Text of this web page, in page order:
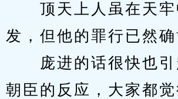
顶天上人虽在天牢
发，但他的罪行已然确
庞进的话很快也引
朝臣的反应，大家都